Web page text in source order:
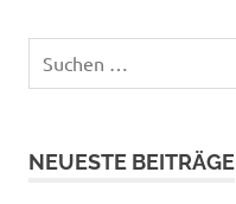
nach:
NEUESTE BEITRÄGE